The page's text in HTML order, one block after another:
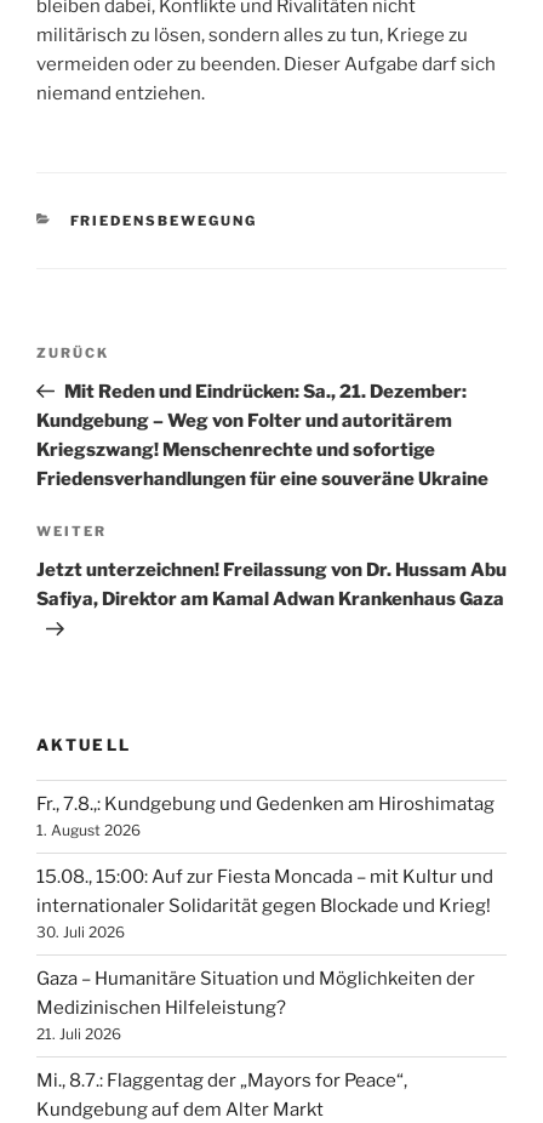
bleiben dabei, Konflikte und Rivalitäten nicht
militärisch zu lösen, sondern alles zu tun, Kriege zu
vermeiden oder zu beenden. Dieser Aufgabe darf sich
niemand entziehen.
KATEGORIEN
FRIEDENSBEWEGUNG
Beitragsnavigation
Vorheriger
Beitrag
ZURÜCK
Mit Reden und Eindrücken: Sa., 21. Dezember:
Kundgebung – Weg von Folter und autoritärem
Kriegszwang! Menschenrechte und sofortige
Friedensverhandlungen für eine souveräne Ukraine
Nächster
Beitrag
WEITER
Jetzt unterzeichnen! Freilassung von Dr. Hussam Abu
Safiya, Direktor am Kamal Adwan Krankenhaus Gaza
AKTUELL
Fr., 7.8.,: Kundgebung und Gedenken am Hiroshimatag
1. August 2026
15.08., 15:00: Auf zur Fiesta Moncada – mit Kultur und
internationaler Solidarität gegen Blockade und Krieg!
30. Juli 2026
Gaza – Humanitäre Situation und Möglichkeiten der
Medizinischen Hilfeleistung?
21. Juli 2026
Mi., 8.7.: Flaggentag der „Mayors for Peace“,
Kundgebung auf dem Alter Markt